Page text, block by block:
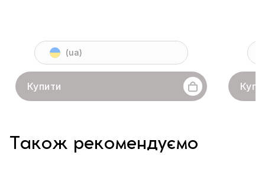
(ua)
Купити
Також рекомендуємо